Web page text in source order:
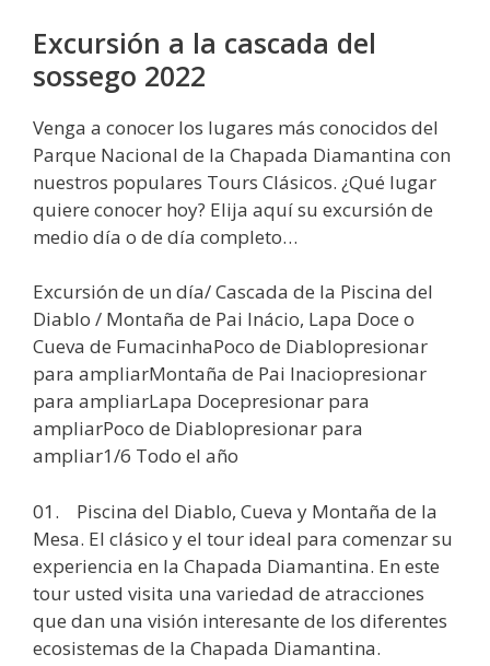
Excursión a la cascada del
sossego 2022
Venga a conocer los lugares más conocidos del
Parque Nacional de la Chapada Diamantina con
nuestros populares Tours Clásicos. ¿Qué lugar
quiere conocer hoy? Elija aquí su excursión de
medio día o de día completo…
Excursión de un día/ Cascada de la Piscina del
Diablo / Montaña de Pai Inácio, Lapa Doce o
Cueva de FumacinhaPoco de Diablopresionar
para ampliarMontaña de Pai Inaciopresionar
para ampliarLapa Docepresionar para
ampliarPoco de Diablopresionar para
ampliar1/6 Todo el año
01. Piscina del Diablo, Cueva y Montaña de la
Mesa. El clásico y el tour ideal para comenzar su
experiencia en la Chapada Diamantina. En este
tour usted visita una variedad de atracciones
que dan una visión interesante de los diferentes
ecosistemas de la Chapada Diamantina.